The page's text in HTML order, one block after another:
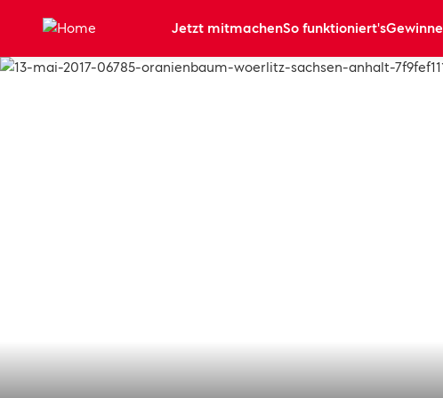
Zum Hauptinhalt springen
Jetzt mitmachenSo funktioniert'sGewinne